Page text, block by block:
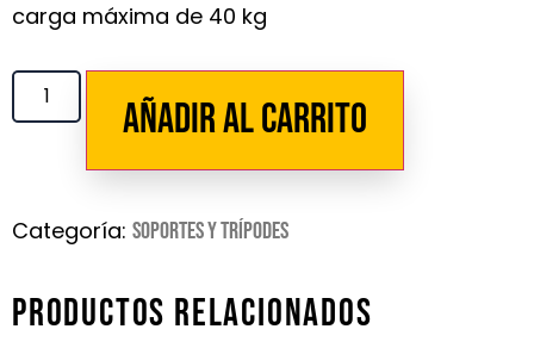
carga máxima de 40 kg
Añadir al carrito
Categoría: Soportes y Trípodes
PRODUCTOS RELACIONADOS